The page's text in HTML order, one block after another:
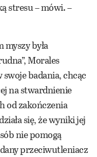
stresu – mówi. –
była
Morales
swoje badania, chcąc
na stwardnienie
od zakończenia
się, że wyniki jej
nie pomogą
przeciwutleniacz